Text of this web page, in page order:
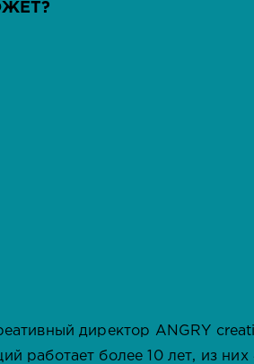
директор ANGRY
работает более 10 лет, из них